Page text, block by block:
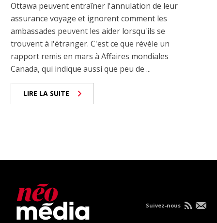
Ottawa peuvent entraîner l'annulation de leur
assurance voyage et ignorent comment les
ambassades peuvent les aider lorsqu'ils se
trouvent à l'étranger. C'est ce que révèle un
rapport remis en mars à Affaires mondiales
Canada, qui indique aussi que peu de ...
LIRE LA SUITE
Suivez-nous